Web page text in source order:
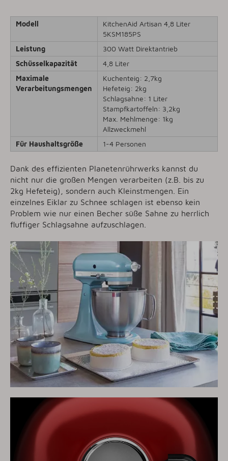
Modell
KitchenAid Artisan 4,8 Liter
5KSM185PS
Leistung
300 Watt Direktantrieb
Schüsselkapazität
4,8 Liter
Maximale
Verarbeitungsmengen
Kuchenteig: 2,7kg
Hefeteig: 2kg
Schlagsahne: 1 Liter
Stampfkartoffeln: 3,2kg
Max. Mehlmenge: 1kg
Allzweckmehl
Für Haushaltsgröße
1-4 Personen
Dank des effizienten Planetenrührwerks kannst du
nicht nur die großen Mengen verarbeiten (z.B. bis zu
2kg Hefeteig), sondern auch Kleinstmengen. Ein
einzelnes Eiklar zu Schnee schlagen ist ebenso kein
Problem wie nur einen Becher süße Sahne zu herrlich
fluffiger Schlagsahne aufzuschlagen.